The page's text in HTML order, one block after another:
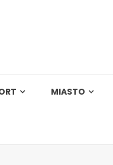
MIASTO